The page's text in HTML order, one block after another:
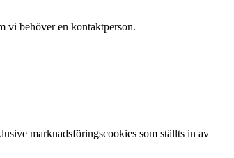
vi behöver en kontaktperson.
marknadsföringscookies som ställts in av